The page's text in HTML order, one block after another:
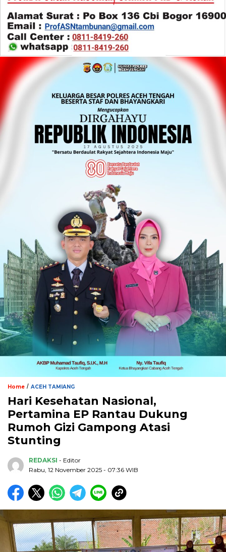
Home / ACEH TAMIANG
Hari Kesehatan Nasional,
Pertamina EP Rantau Dukung
Rumoh Gizi Gampong Atasi
Stunting
REDAKSI - Editor
Rabu, 12 November 2025 - 07:36 WIB